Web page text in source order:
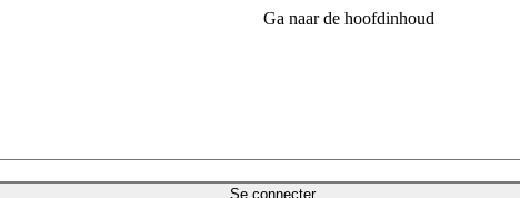
Ga naar de hoofdinhoud
Se connecter